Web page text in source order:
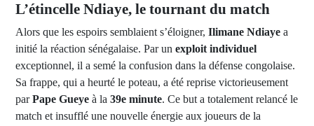
L’étincelle Ndiaye, le tournant du match
Alors que les espoirs semblaient s’éloigner, Ilimane Ndiaye a
initié la réaction sénégalaise. Par un exploit individuel
exceptionnel, il a semé la confusion dans la défense congolaise.
Sa frappe, qui a heurté le poteau, a été reprise victorieusement
parPape Gueye à la 39e minute. Ce but a totalement relancé le
match et insufflé une nouvelle énergie aux joueurs de la